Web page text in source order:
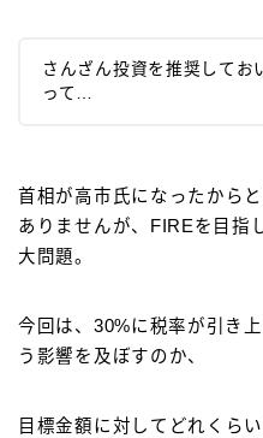
さんざん投資を推奨してお
って…
首相が高市氏になったから
ありませんが、FIREを目指
大問題。
今回は、30%に税率が引き
う影響を及ぼすのか、
目標金額に対してどれくら